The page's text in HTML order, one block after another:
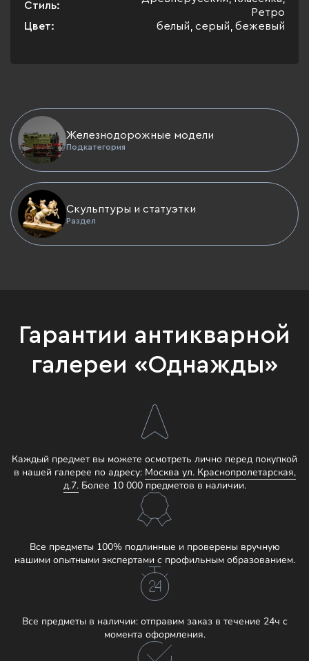
Стиль:
Ретро
Цвет:
белый, серый, бежевый
Железнодорожные модели
Подкатегория
Скульптуры и статуэтки
Раздел
Гарантии антикварной
галереи «Однажды»
Каждый предмет вы можете осмотреть лично перед покупкой
в нашей галерее по адресу: Москва ул. Краснопролетарская,
д.7.Более 10 000 предметов в наличии.
Все предметы 100% подлинные и проверены вручную
нашими опытными экспертами с профильным образованием.
Все предметы в наличии: отправим заказ в течение 24ч с
момента оформления.